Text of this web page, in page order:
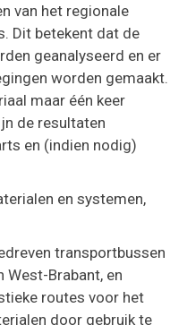
van het regionale
Dit betekent dat de
geanalyseerd en er
worden gemaakt.
maar één keer
de resultaten
en (indien nodig)
en systemen,
transportbussen
West-Brabant, en
routes voor het
door gebruik te